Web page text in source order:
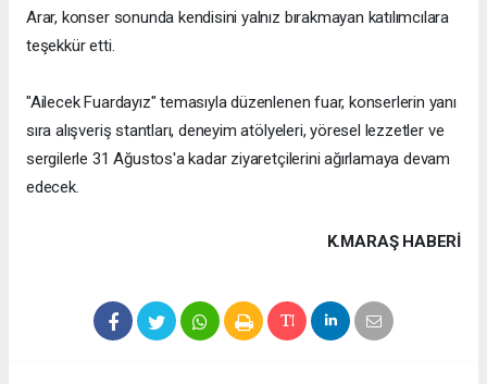
Arar, konser sonunda kendisini yalnız bırakmayan katılımcılara
teşekkür etti.
"Ailecek Fuardayız" temasıyla düzenlenen fuar, konserlerin yanı
sıra alışveriş stantları, deneyim atölyeleri, yöresel lezzetler ve
sergilerle 31 Ağustos'a kadar ziyaretçilerini ağırlamaya devam
edecek.
K.MARAŞ HABERİ